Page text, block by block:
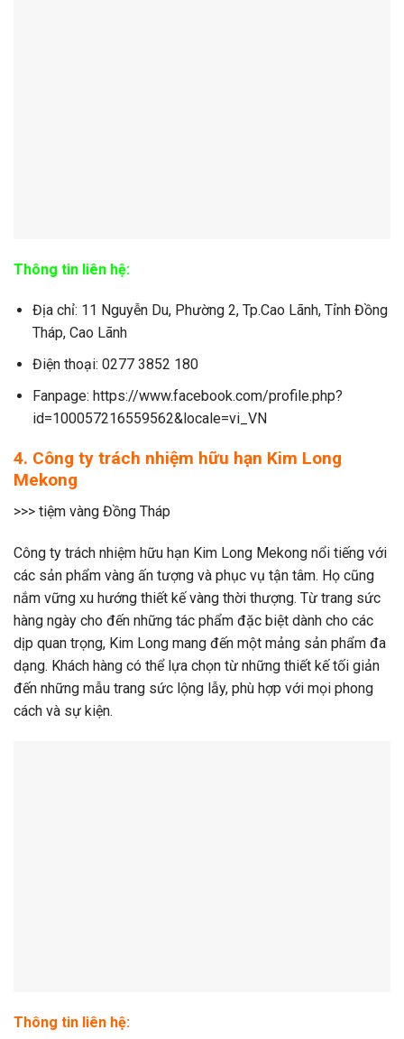
Thông tin liên hệ:
Địa chỉ: 11 Nguyễn Du, Phường 2, Tp.Cao Lãnh, Tỉnh Đồng
Tháp, Cao Lãnh
Điện thoại: 0277 3852 180
Fanpage: https://www.facebook.com/profile.php?
id=100057216559562&locale=vi_VN
4. Công ty trách nhiệm hữu hạn Kim Long
Mekong
>>> tiệm vàng Đồng Tháp
Công ty trách nhiệm hữu hạn Kim Long Mekong nổi tiếng với
các sản phẩm vàng ấn tượng và phục vụ tận tâm. Họ cũng
nắm vững xu hướng thiết kế vàng thời thượng. Từ trang sức
hàng ngày cho đến những tác phẩm đặc biệt dành cho các
dịp quan trọng, Kim Long mang đến một mảng sản phẩm đa
dạng. Khách hàng có thể lựa chọn từ những thiết kế tối giản
đến những mẫu trang sức lộng lẫy, phù hợp với mọi phong
cách và sự kiện.
Thông tin liên hệ: